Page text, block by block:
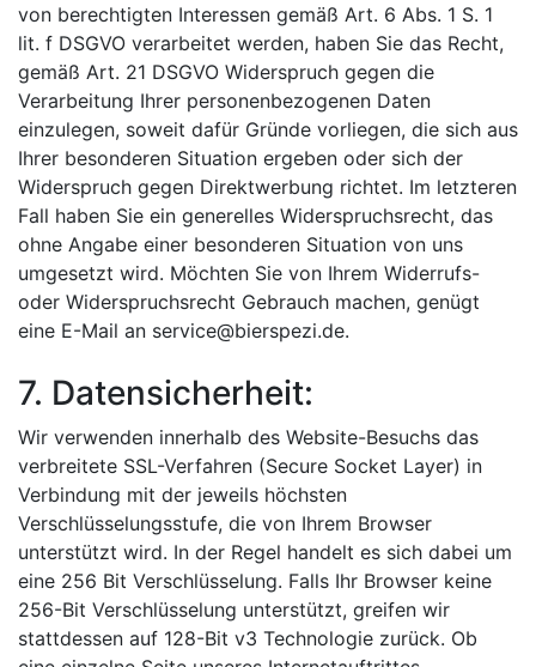
von berechtigten Interessen gemäß Art. 6 Abs. 1 S. 1
lit. f DSGVO verarbeitet werden, haben Sie das Recht,
gemäß Art. 21 DSGVO Widerspruch gegen die
Verarbeitung Ihrer personenbezogenen Daten
einzulegen, soweit dafür Gründe vorliegen, die sich aus
Ihrer besonderen Situation ergeben oder sich der
Widerspruch gegen Direktwerbung richtet. Im letzteren
Fall haben Sie ein generelles Widerspruchsrecht, das
ohne Angabe einer besonderen Situation von uns
umgesetzt wird. Möchten Sie von Ihrem Widerrufs-
oder Widerspruchsrecht Gebrauch machen, genügt
eine E-Mail an service@bierspezi.de.
7. Datensicherheit:
Wir verwenden innerhalb des Website-Besuchs das
verbreitete SSL-Verfahren (Secure Socket Layer) in
Verbindung mit der jeweils höchsten
Verschlüsselungsstufe, die von Ihrem Browser
unterstützt wird. In der Regel handelt es sich dabei um
eine 256 Bit Verschlüsselung. Falls Ihr Browser keine
256-Bit Verschlüsselung unterstützt, greifen wir
stattdessen auf 128-Bit v3 Technologie zurück. Ob